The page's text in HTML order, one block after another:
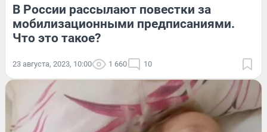
В России рассылают повестки за
мобилизационными предписаниями.
Что это такое?
23 августа, 2023, 10:00 1 660 10